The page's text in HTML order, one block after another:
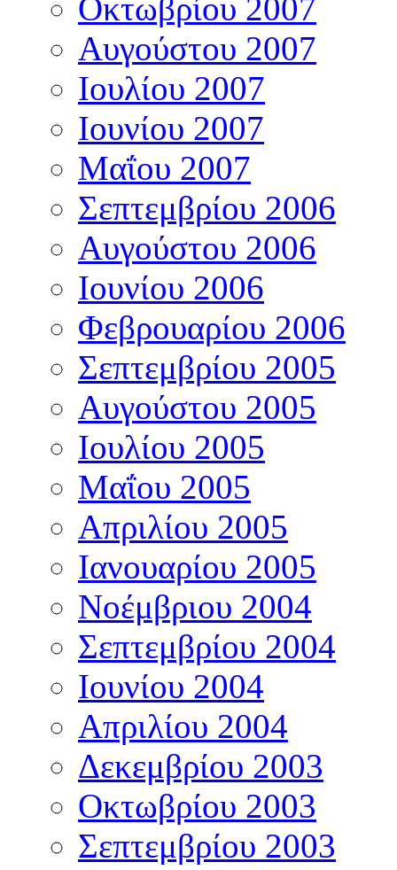
Οκτωβρίου 2007
Αυγούστου 2007
Ιουλίου 2007
Ιουνίου 2007
Μαΐου 2007
Σεπτεμβρίου 2006
Αυγούστου 2006
Ιουνίου 2006
Φεβρουαρίου 2006
Σεπτεμβρίου 2005
Αυγούστου 2005
Ιουλίου 2005
Μαΐου 2005
Απριλίου 2005
Ιανουαρίου 2005
Νοέμβριου 2004
Σεπτεμβρίου 2004
Ιουνίου 2004
Απριλίου 2004
Δεκεμβρίου 2003
Οκτωβρίου 2003
Σεπτεμβρίου 2003